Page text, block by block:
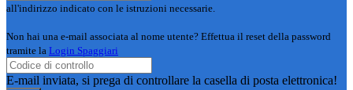
all'indirizzo indicato con le istruzioni necessarie.
Non hai una e-mail associata al nome utente? Effettua il reset della password
tramite la Login Spaggiari
E-mail inviata, si prega di controllare la casella di posta elettronica!